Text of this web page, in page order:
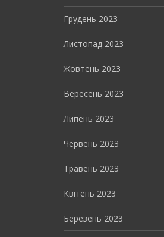
Грудень 2023
Листопад 2023
Жовтень 2023
Вересень 2023
Липень 2023
Червень 2023
Травень 2023
Квітень 2023
Березень 2023